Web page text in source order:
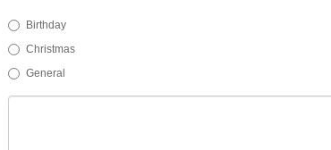
Birthday
Christmas
General